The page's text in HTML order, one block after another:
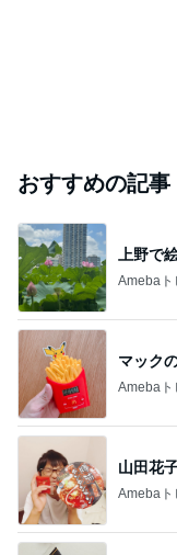
おすすめの記事
上野で
Amebaト
マック
Amebaト
山田花
Amebaト